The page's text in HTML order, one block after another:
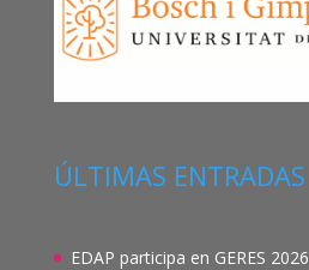
ÚLTIMAS ENTRADAS
EDAP participa en GERES 2026